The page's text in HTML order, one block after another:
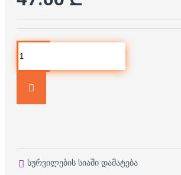
სურვილების სიაში დამატება